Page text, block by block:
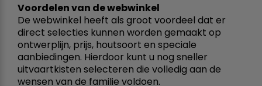
Voordelen van de webwinkel
De webwinkel heeft als groot voordeel dat er
direct selecties kunnen worden gemaakt op
ontwerplijn, prijs, houtsoort en speciale
aanbiedingen. Hierdoor kunt u nog sneller
uitvaartkisten selecteren die volledig aan de
wensen van de familie voldoen.